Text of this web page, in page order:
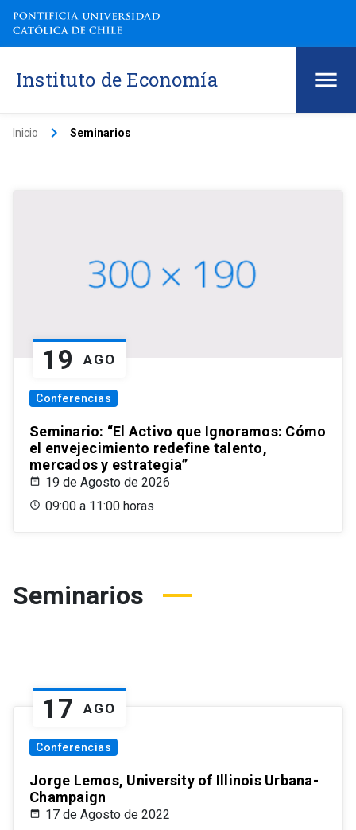
Instituto de Economía
Inicio keyboard_arrow_right Seminarios
19 AGO
Conferencias
Seminario: “El Activo que Ignoramos: Cómo
el envejecimiento redefine talento,
mercados y estrategia”
19 de Agosto de 2026
09:00 a 11:00 horas
Seminarios
17 AGO
Conferencias
Jorge Lemos, University of Illinois Urbana-
Champaign
17 de Agosto de 2022